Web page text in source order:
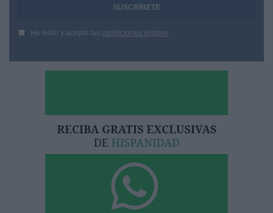
He leído y acepto las condiciones legales